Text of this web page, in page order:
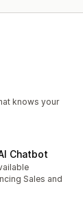
knows your
Chatbot
Sales and